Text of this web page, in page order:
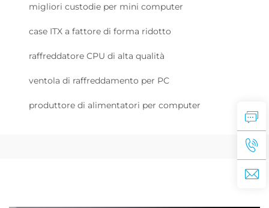
migliori custodie per mini computer
case ITX a fattore di forma ridotto
raffreddatore CPU di alta qualità
ventola di raffreddamento per PC
produttore di alimentatori per computer